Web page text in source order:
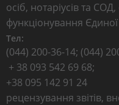
осіб, нотаріусів та
функціонування
Тел:
(044) 200-36-14; (044)
+ 38 093 542 69 68;
+38 095 142 91 24
рецензування звітів,